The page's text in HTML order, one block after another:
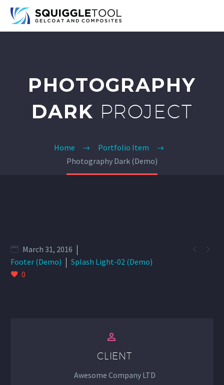
PHOTOGRAPHY
DARK PROJECT
Home
Portfolio Item
Photography Dark (Demo)
 
March 31, 2016
Footer (Demo)
Splash Light-02 (Demo)
0


CLIENT
Awesome Company LTD